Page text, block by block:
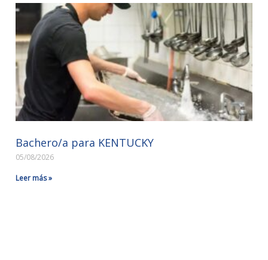
Bachero/a para KENTUCKY
05/08/2026
Leer más »